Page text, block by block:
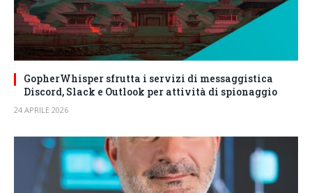
GopherWhisper sfrutta i servizi di messaggistica
Discord, Slack e Outlook per attività di spionaggio
24 APRILE 2026